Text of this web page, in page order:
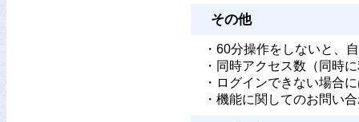
その他
・60分操作をしないと、
・同時アクセス数（同時
・ログインできない場合
・機能に関してのお問い